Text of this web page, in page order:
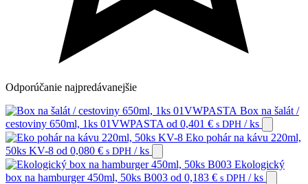
Odporúčanie najpredávanejšie
Box na šalát /
cestoviny 650ml, 1ks 01VWPASTA od 0,401 € s DPH / ks
Eko pohár na kávu 220ml,
50ks KV-8 od 0,080 € s DPH / ks
Ekologický
box na hamburger 450ml, 50ks B003 od 0,183 € s DPH / ks